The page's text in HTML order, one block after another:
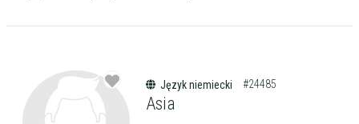
Język niemiecki #24485
Asia